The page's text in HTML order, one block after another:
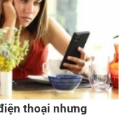
thoại nhưng